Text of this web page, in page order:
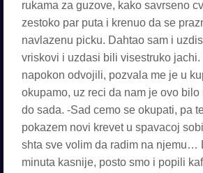
rukama za guzove, kako savrseno
zestoko par puta i krenuo da se
navlazenu picku. Dahtao sam i
vriskovi i uzdasi bili visestruko jachi.
napokon odvojili, pozvala me je u
okupamo, uz reci da nam je ovo
do sada. -Sad cemo se okupati, pa
pokazem novi krevet u spavacoj
shta sve volim da radim na njemu…
minuta kasnije, posto smo i popili